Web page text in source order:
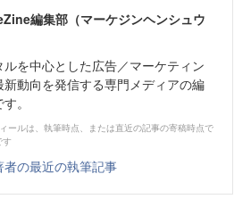
編集部（マーケジンヘンシュウ
ルを中心とした広告／マーケティン
新動向を発信する専門メディアの編
。
ールは、執筆時点、または直近の記事の寄稿時点で
す
者の最近の執筆記事